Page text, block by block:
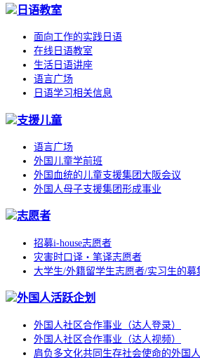
日语教室
面向工作的实践日语
在线日语教室
生活日语讲座
语言广场
日语学习相关信息
支援儿童
语言广场
外国儿童学前班
外国血统的儿童支援集团大阪会议
外国人母子支援集团形成事业
志愿者
招募i-house志愿者
灾害时口译・笔译志愿者
大学生/外籍留学生志愿者/实习生的募
外国人活跃企划
外国人社区合作事业（达人登录）
外国人社区合作事业（达人视频）
肩负多文化共同生存社会使命的外国